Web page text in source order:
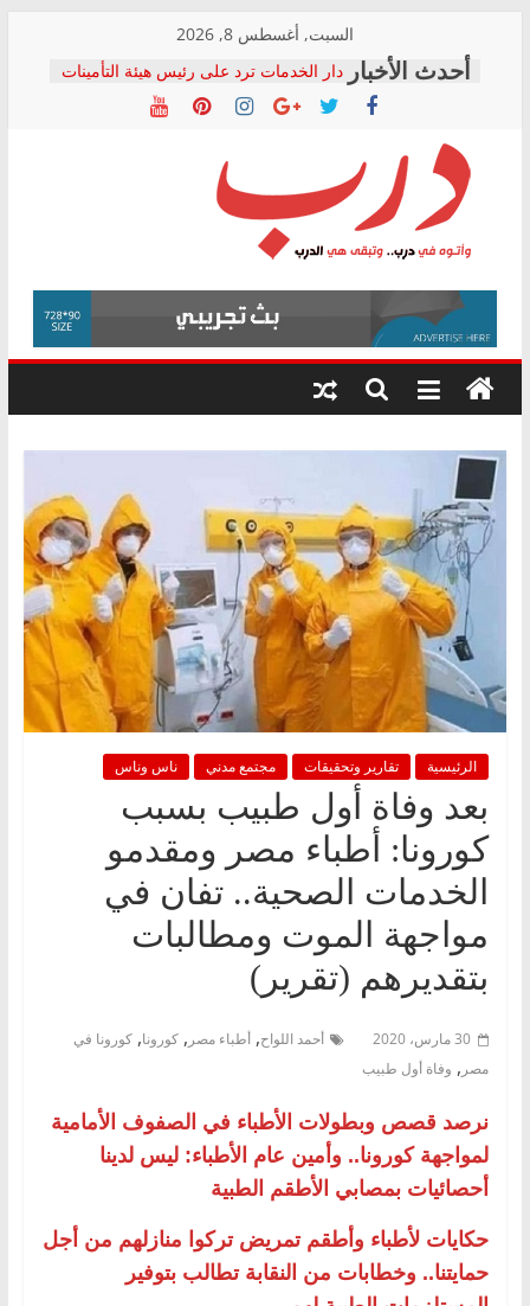
content
السبت, أغسطس 8, 2026
دار الخدمات ترد على رئيس هيئة التأمينات
بعد مؤتمره الصحفي: إنكار الأزمة لا ينهي
معاناة أصحاب المعاشات.. ونطالب بكشف
فرحات سليمان يكتب: القطاع الصحي إلى
أين؟
حزب التحالف الشعبي يطلق لجنة “الحق
في الصحة” بالإسكندرية لرصد الانتهاكات
ودعم المرضى
الوزاري لمدينة الصحفيين.. وانتهاء أعمال
إنشاء المبنى الإداري
المجلس القومي لحقوق الإنسان يعلن
متابعة قضية الدكتور محمد زهران.. ويؤكد:
قرينة البراءة وضمانات المحاكمة العادلة
درب
وأتوه
درب..
وتبقى
هي
الرئيسية تقارير وتحقيقات مجتمع مدني ناس وناس
بعد وفاة أول طبيب بسبب
كورونا: أطباء مصر ومقدمو
الخدمات الصحية.. تفان في
مواجهة الموت ومطالبات
بتقديرهم (تقرير)
30 مارس، 2020 أحمد اللواح, أطباء مصر , كورونا, كورونا في
مصر , وفاة أول طبيب
نرصد قصص وبطولات الأطباء في الصفوف الأمامية
لمواجهة كورونا.. وأمين عام الأطباء: ليس لدينا
أحصائيات بمصابي الأطقم الطبية
حكايات لأطباء وأطقم تمريض تركوا منازلهم من أجل
حمايتنا.. وخطابات من النقابة تطالب بتوفير